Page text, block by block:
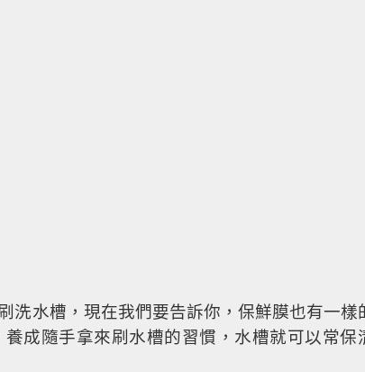
洗水槽，現在我們要告訴你，保鮮膜也有一樣
成隨手拿來刷水槽的習慣，水槽就可以常保